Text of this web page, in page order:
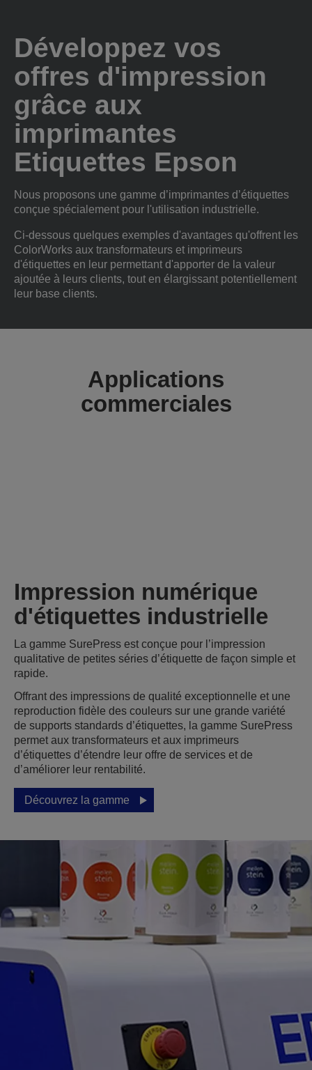
Développez vos
offres d'impression
grâce aux
imprimantes
Etiquettes Epson
Nous proposons une gamme d’imprimantes d’étiquettes
conçue spécialement pour l'utilisation industrielle.
Ci-dessous quelques exemples d'avantages qu'offrent les
ColorWorks aux transformateurs et imprimeurs
d'étiquettes en leur permettant d'apporter de la valeur
ajoutée à leurs clients, tout en élargissant potentiellement
leur base clients.
Applications
commerciales
Impression numérique
d'étiquettes industrielle
La gamme SurePress est conçue pour l’impression
qualitative de petites séries d’étiquette de façon simple et
rapide.
Offrant des impressions de qualité exceptionnelle et une
reproduction fidèle des couleurs sur une grande variété
de supports standards d’étiquettes, la gamme SurePress
permet aux transformateurs et aux imprimeurs
d’étiquettes d’étendre leur offre de services et de
d’améliorer leur rentabilité.
Découvrez la gamme